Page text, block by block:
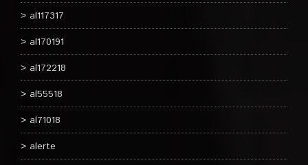
al117317
al170191
al172218
al55518
al71018
alerte